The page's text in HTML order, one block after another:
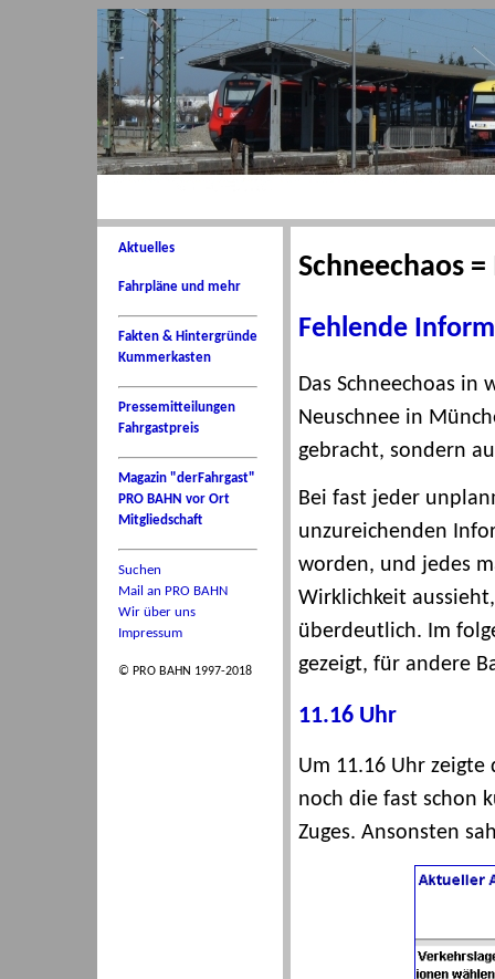
Aktuelles
Fahrpläne und mehr
Fakten & Hintergründe
Kummerkasten
Pressemitteilungen
Fahrgastpreis
Magazin "derFahrgast"
PRO BAHN vor Ort
Mitgliedschaft
Suchen
Mail an PRO BAHN
Wir über uns
Impressum
© PRO BAHN 1997-2018
Schneechaos
Fehlende
Das Schneechoas
Neuschnee in
gebracht, sondern
Bei fast jeder
unzureichenden
worden, und jedes
Wirklichkeit
überdeutlich. Im
gezeigt, für andere
11.16 Uhr
Um 11.16 Uhr
noch die fast schon
Zuges. Ansonsten